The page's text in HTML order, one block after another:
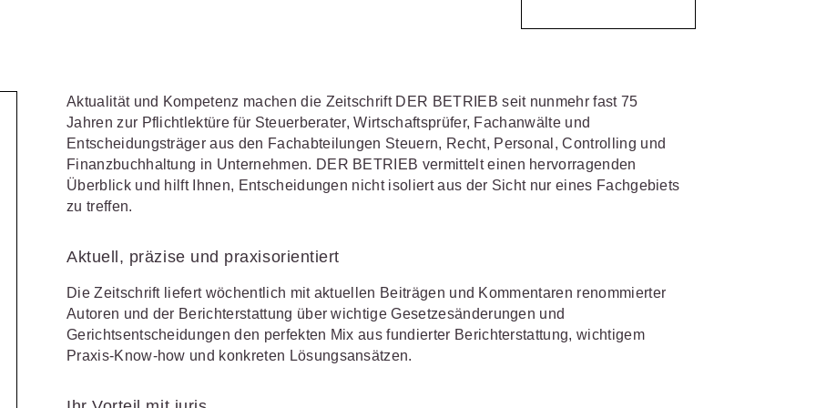
Außenwirtschaftsrecht
Bankrecht
Familienrecht
Insolvenzrecht
Öffentliches Dienstrecht
Öffentliches Recht
Unternehmensjuristen
rechtlichen Risikenfür Unternehmen,
Institutionen und Steuerberater.
mehr erfahren
Fortbildungenfür Fachanwältein
allen wichtigen Fachgebieten.
5866-4466
(Mo-Do 9-18 Uhr, Fr 9-17
Produktberater für eine erste
Online-Produktberater starten
Referendariat
Studium und Hochschule
FAQ
Downloads
Veranstaltungen
Aktualität und Kompetenz machen die Zeitschrift DER BETRIEB seit nunmehr fast 75
Jahren zur Pflichtlektüre für Steuerberater, Wirtschaftsprüfer, Fachanwälte und
Entscheidungsträger aus den Fachabteilungen Steuern, Recht, Personal, Controlling und
Finanzbuchhaltung in Unternehmen. DER BETRIEB vermittelt einen hervorragenden
Überblick und hilft Ihnen, Entscheidungen nicht isoliert aus der Sicht nur eines Fachgebiets
zu treffen.
Aktuell, präzise und praxisorientiert
Die Zeitschrift liefert wöchentlich mit aktuellen Beiträgen und Kommentaren renommierter
Autoren und der Berichterstattung über wichtige Gesetzesänderungen und
Gerichtsentscheidungen den perfekten Mix aus fundierter Berichterstattung, wichtigem
Praxis-Know-how und konkreten Lösungsansätzen.